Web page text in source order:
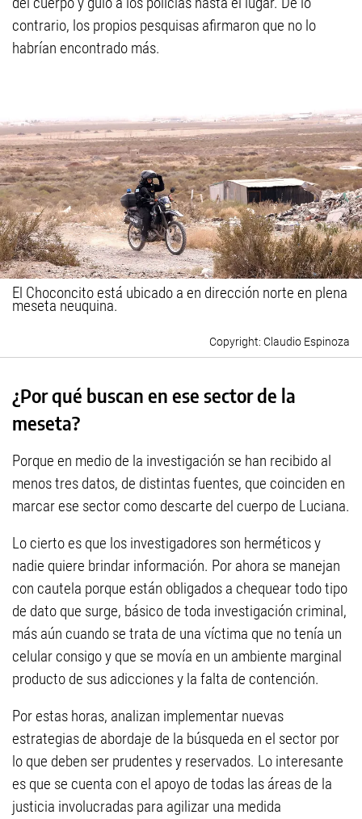
contrario, los propios pesquisas afirmaron que no lo
habrían encontrado más.
El Choconcito está ubicado a en dirección norte en plena
meseta neuquina.
Claudio Espinoza
¿Por qué buscan en ese sector de la
meseta?
Porque en medio de la investigación se han recibido al
menos tres datos, de distintas fuentes, que coinciden en
marcar ese sector como descarte del cuerpo de Luciana.
Lo cierto es que los investigadores son herméticos y
nadie quiere brindar información. Por ahora se manejan
con cautela porque están obligados a chequear todo tipo
de dato que surge, básico de toda investigación criminal,
más aún cuando se trata de una víctima que no tenía un
celular consigo y que se movía en un ambiente marginal
producto de sus adicciones y la falta de contención.
Por estas horas, analizan implementar nuevas
estrategias de abordaje de la búsqueda en el sector por
lo que deben ser prudentes y reservados. Lo interesante
es que se cuenta con el apoyo de todas las áreas de la
justicia involucradas para agilizar una medida